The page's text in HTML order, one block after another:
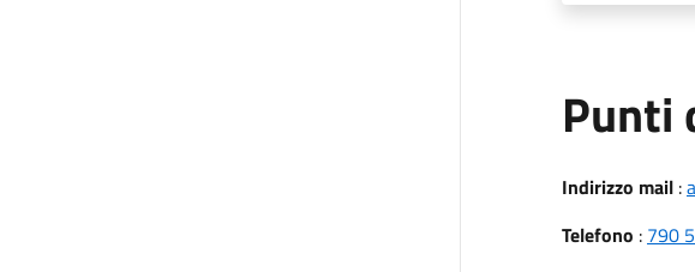
Punti
Indirizzo mail:
Telefono : 790